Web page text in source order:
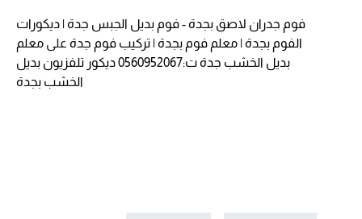
فوم جدران لاصق بجدة - فوم بديل الجبس جدة | ديكورات
الفوم بجدة | معلم فوم بجدة | تركيب فوم جدة على معلم
بديل الخشب جدة ت:0560952067 ديكور تلفزيون بديل
الخشب بجدة